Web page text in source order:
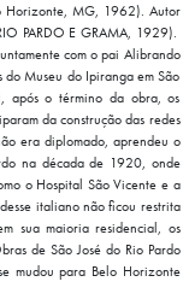
Horizonte, MG, 1962). Autor
PARDO E GRAMA, 1929).
com o pai Alibrando
do Museu do Ipiranga em São
após o término da obra, os
da construção das redes
era diplomado, aprendeu o
na década de 1920, onde
o Hospital São Vicente e a
italiano não ficou restrita
sua maioria residencial, os
de São José do Rio Pardo
mudou para Belo Horizonte